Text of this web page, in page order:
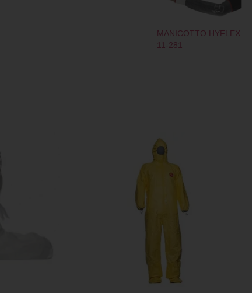
MANICOTTO HYFLEX
11-281